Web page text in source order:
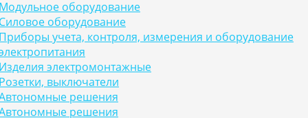
оборудование
оборудование
учета, контроля, измерения и оборудование
электромонтажные
выключатели
решения
решения